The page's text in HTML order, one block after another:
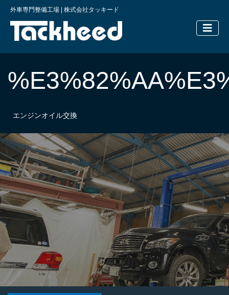
外車専門整備工場 | 株式会社タッキード
横浜の外
エンジンオイル交換